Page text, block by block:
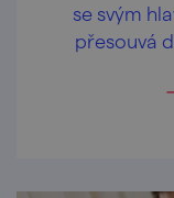
se svým
přesouvá
tance,